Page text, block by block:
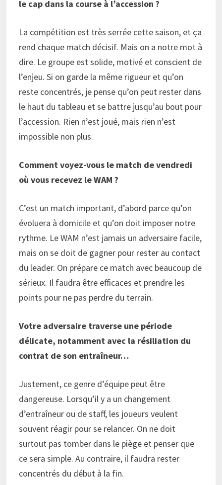
le cap dans la course à l’accession ?
La compétition est très serrée cette saison, et ça
rend chaque match décisif. Mais on a notre mot à
dire. Le groupe est solide, motivé et conscient de
l’enjeu. Si on garde la même rigueur et qu’on
reste concentrés, je pense qu’on peut rester dans
le haut du tableau et se battre jusqu’au bout pour
l’accession. Rien n’est joué, mais rien n’est
impossible non plus.
Comment voyez-vous le match de vendredi
où vous recevez le WAM ?
C’est un match important, d’abord parce qu’on
évoluera à domicile et qu’on doit imposer notre
rythme. Le WAM n’est jamais un adversaire facile,
mais on se doit de gagner pour rester au contact
du leader. On prépare ce match avec beaucoup de
sérieux. Il faudra être efficaces et prendre les
points pour ne pas perdre du terrain.
Votre adversaire traverse une période
délicate, notamment avec la résiliation du
contrat de son entraîneur…
Justement, ce genre d’équipe peut être
dangereuse. Lorsqu’il y a un changement
d’entraîneur ou de staff, les joueurs veulent
souvent réagir pour se relancer. On ne doit
surtout pas tomber dans le piège et penser que
ce sera simple. Au contraire, il faudra rester
concentrés du début à la fin.